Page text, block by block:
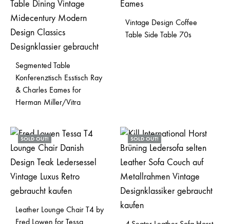
Segmented Table
Konferenztisch Esstisch Ray
& Charles Eames for
Herman Miller/Vitra
Vintage Design Coffee
Table Side Table 70s
SOLD OUT!
Leather Lounge Chair T4 by
Fred Lowen for Tessa
SOLD OUT!